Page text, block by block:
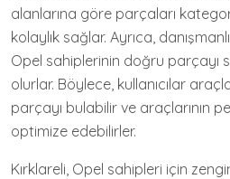
alanlarına göre parçaları
kolaylık sağlar. Ayrıca,
Opel sahiplerinin doğru parçayı
olurlar. Böylece, kullanıcılar
parçayı bulabilir ve araçlarının
optimize edebilirler.
Kırklareli, Opel sahipleri için